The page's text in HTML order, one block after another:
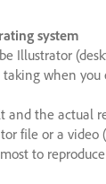
system
Illustrator
taking when
and the actual
file or a video
to